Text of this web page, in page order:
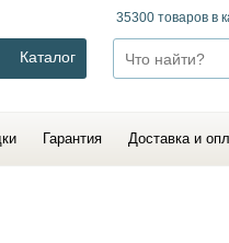
Каталог
35300 товаров в
Гарантия Доставка и